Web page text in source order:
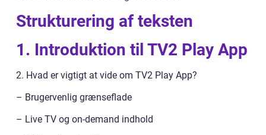
Strukturering af teksten
1. Introduktion til TV2 Play App
2. Hvad er vigtigt at vide om TV2 Play App?
– Brugervenlig grænseflade
– Live TV og on-demand indhold